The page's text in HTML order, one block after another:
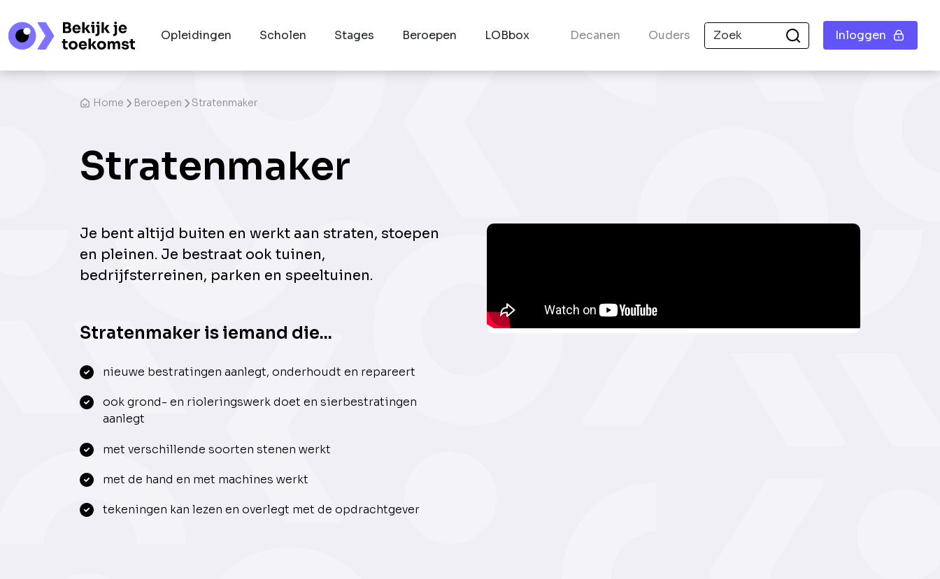
Opleidingen Scholen Stages Beroepen LOBbox Decanen Ouders Inloggen
Home Beroepen Stratenmaker
Stratenmaker
Je bent altijd buiten en werkt aan straten, stoepen
en pleinen. Je bestraat ook tuinen,
bedrijfsterreinen, parken en speeltuinen.
Stratenmaker is iemand die...
nieuwe bestratingen aanlegt, onderhoudt en repareert
ook grond- en rioleringswerk doet en sierbestratingen
aanlegt
met verschillende soorten stenen werkt
met de hand en met machines werkt
tekeningen kan lezen en overlegt met de opdrachtgever